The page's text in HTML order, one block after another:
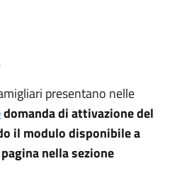
presentano nelle
domanda diattivazione del
il modulo disponibile a
nella sezione